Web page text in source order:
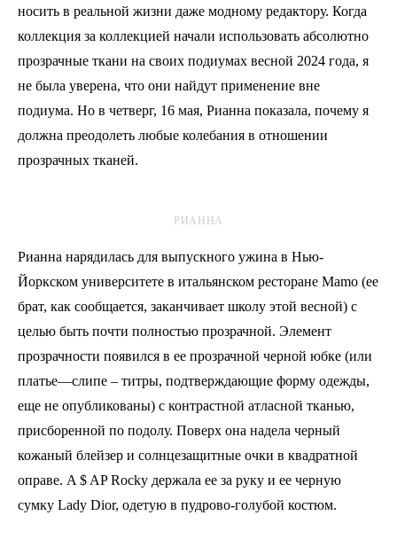
носить в реальной жизни даже модному редактору. Когда
коллекция за коллекцией начали использовать абсолютно
прозрачные ткани на своих подиумах весной 2024 года, я
не была уверена, что они найдут применение вне
подиума. Но в четверг, 16 мая, Рианна показала, почему я
должна преодолеть любые колебания в отношении
прозрачных тканей.
РИАННА
Рианна нарядилась для выпускного ужина в Нью-
Йоркском университете в итальянском ресторане Mamo (ее
брат, как сообщается, заканчивает школу этой весной) с
целью быть почти полностью прозрачной. Элемент
прозрачности появился в ее прозрачной черной юбке (или
платье—слипе – титры, подтверждающие форму одежды,
еще не опубликованы) с контрастной атласной тканью,
присборенной по подолу. Поверх она надела черный
кожаный блейзер и солнцезащитные очки в квадратной
оправе. A $ AP Rocky держала ее за руку и ее черную
сумку Lady Dior, одетую в пудрово-голубой костюм.